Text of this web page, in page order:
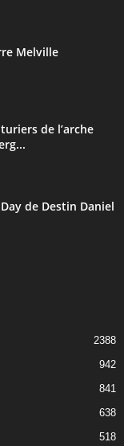
Melville
de l’arche
de Destin Daniel
2388
942
841
638
518